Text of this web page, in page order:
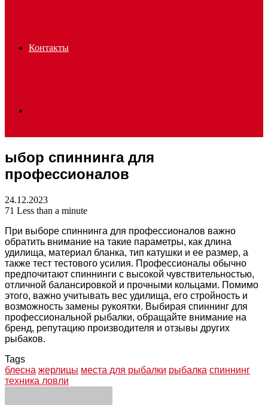
Контакты
for
ыбор спиннинга для
профессионалов
24.12.2023
71 Less than a minute
При выборе спиннинга для профессионалов важно
обратить внимание на такие параметры, как длина
удилища, материал бланка, тип катушки и ее размер, а
также тест тестового усилия. Профессионалы обычно
предпочитают спиннинги с высокой чувствительностью,
отличной балансировкой и прочными кольцами. Помимо
этого, важно учитывать вес удилища, его стройность и
возможность замены рукоятки. Выбирая спиннинг для
профессиональной рыбалки, обращайте внимание на
бренд, репутацию производителя и отзывы других
рыбаков.
Tags
блесна жерлицы места для рыбалки рыбалка спиннинг
техника ловли